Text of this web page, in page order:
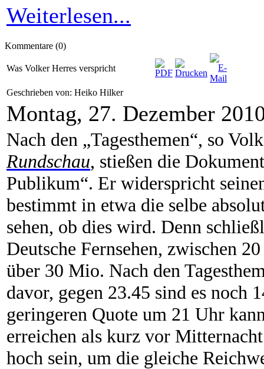
Weiterlesen...
Kommentare (0)
Was Volker Herres verspricht
Geschrieben von: Heiko Hilker
Montag, 27. Dezember
Nach den „Tagesthemen“, so
Rundschau, stießen die
Publikum“. Er widerspricht
bestimmt in etwa die selbe
sehen, ob dies wird. Denn
Deutsche Fernsehen, zwischen
über 30 Mio. Nach den
davor, gegen 23.45 sind es
geringeren Quote um 21 Uhr
erreichen als kurz vor
hoch sein, um die gleiche